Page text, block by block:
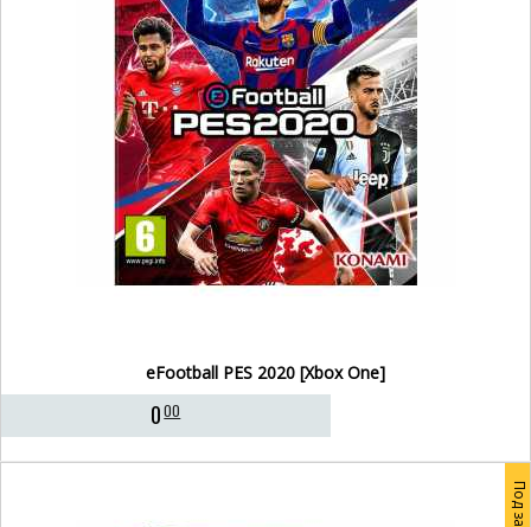
eFootball PES 2020 [Xbox One]
000